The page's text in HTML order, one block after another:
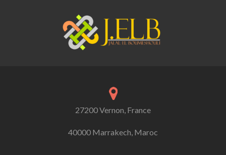
27200 Vernon, France
40000 Marrakech, Maroc